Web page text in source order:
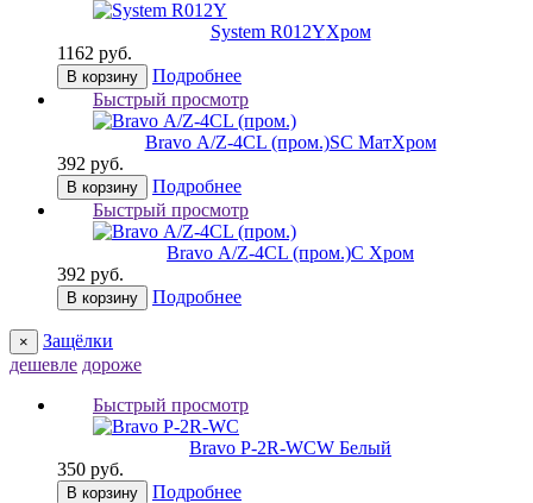
System R012YХром
1162 руб.
В корзину
Подробнее
Быстрый просмотр
Bravo А/Z-4CL (пром.)SC МатХром
392 руб.
В корзину
Подробнее
Быстрый просмотр
Bravo А/Z-4CL (пром.)C Хром
392 руб.
В корзину Подробнее
×
Защёлки
дешевле дороже
Быстрый просмотр
Bravo P-2R-WCW Белый
350 руб.
В корзину
Подробнее